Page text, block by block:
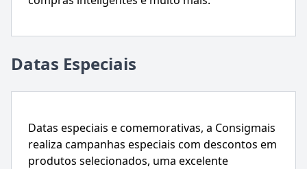
Datas Especiais
Datas especiais e comemorativas, a Consigmais
realiza campanhas especiais com descontos em
produtos selecionados, uma excelente